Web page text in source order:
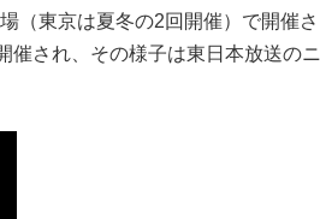
（東京は夏冬の2回開催）で開催さ
催され、その様子は東日本放送のニ